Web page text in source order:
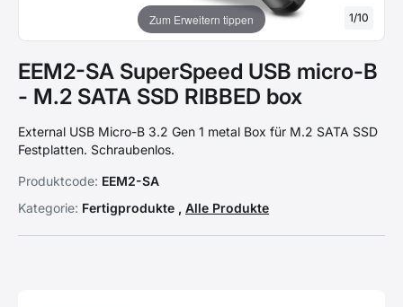
Zum Erweitern tippen 1/10
EEM2-SA SuperSpeed USB micro-B
- M.2 SATA SSD RIBBED box
External USB Micro-B 3.2 Gen 1 metal Box für M.2 SATA SSD
Festplatten. Schraubenlos.
Produktcode: EEM2-SA
Kategorie: Fertigprodukte , Alle Produkte